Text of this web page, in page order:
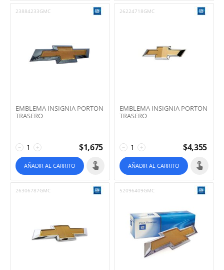
23884233GMC
EMBLEMA INSIGNIA PORTON
TRASERO
+
− $1,675
AÑADIR AL CARRITO
26224718GMC
EMBLEMA INSIGNIA PORTON
TRASERO
+
− $4,355
AÑADIR AL CARRITO
26306787GMC 52096409GMC